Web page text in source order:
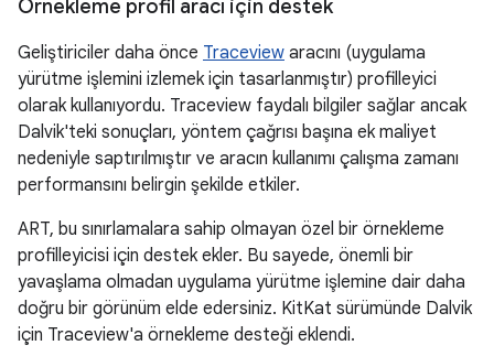
Örnekleme profil aracı için destek
Geliştiriciler daha önce Traceview aracını (uygulama
yürütme işlemini izlemek için tasarlanmıştır) profilleyici
olarak kullanıyordu. Traceview faydalı bilgiler sağlar ancak
Dalvik'teki sonuçları, yöntem çağrısı başına ek maliyet
nedeniyle saptırılmıştır ve aracın kullanımı çalışma zamanı
performansını belirgin şekilde etkiler.
ART, bu sınırlamalara sahip olmayan özel bir örnekleme
profilleyicisi için destek ekler. Bu sayede, önemli bir
yavaşlama olmadan uygulama yürütme işlemine dair daha
doğru bir görünüm elde edersiniz. KitKat sürümünde Dalvik
için Traceview'a örnekleme desteği eklendi.